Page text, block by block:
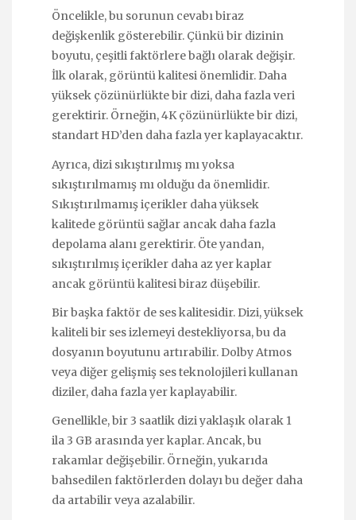
Öncelikle, bu sorunun cevabı biraz
değişkenlik gösterebilir. Çünkü bir dizinin
boyutu, çeşitli faktörlere bağlı olarak değişir.
İlk olarak, görüntü kalitesi önemlidir. Daha
yüksek çözünürlükte bir dizi, daha fazla veri
gerektirir. Örneğin, 4K çözünürlükte bir dizi,
standart HD’den daha fazla yer kaplayacaktır.
Ayrıca, dizi sıkıştırılmış mı yoksa
sıkıştırılmamış mı olduğu da önemlidir.
Sıkıştırılmamış içerikler daha yüksek
kalitede görüntü sağlar ancak daha fazla
depolama alanı gerektirir. Öte yandan,
sıkıştırılmış içerikler daha az yer kaplar
ancak görüntü kalitesi biraz düşebilir.
Bir başka faktör de ses kalitesidir. Dizi, yüksek
kaliteli bir ses izlemeyi destekliyorsa, bu da
dosyanın boyutunu artırabilir. Dolby Atmos
veya diğer gelişmiş ses teknolojileri kullanan
diziler, daha fazla yer kaplayabilir.
Genellikle, bir 3 saatlik dizi yaklaşık olarak 1
ila 3 GB arasında yer kaplar. Ancak, bu
rakamlar değişebilir. Örneğin, yukarıda
bahsedilen faktörlerden dolayı bu değer daha
da artabilir veya azalabilir.